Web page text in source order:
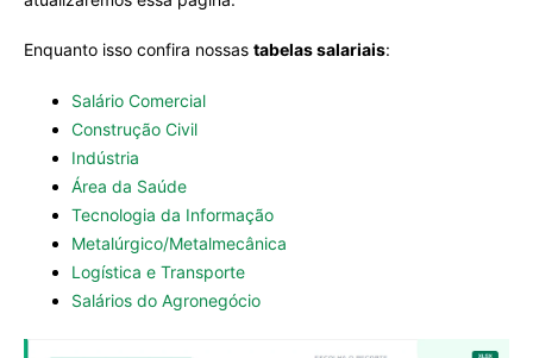
Enquanto isso confira nossas tabelas salariais:
Salário Comercial
Construção Civil
Indústria
Área da Saúde
Tecnologia da Informação
Metalúrgico/Metalmecânica
Logística e Transporte
Salários do Agronegócio